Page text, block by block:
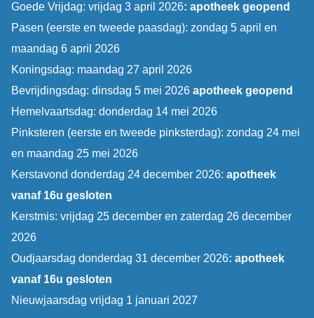
Goede Vrijdag: vrijdag 3 april 2026: apotheek geopend
Pasen (eerste en tweede paasdag): zondag 5 april en
maandag 6 april 2026
Koningsdag: maandag 27 april 2026
Bevrijdingsdag: dinsdag 5 mei 2026 apotheek geopend
Hemelvaartsdag: donderdag 14 mei 2026
Pinksteren (eerste en tweede pinksterdag): zondag 24 mei
en maandag 25 mei 2026
Kerstavond donderdag 24 december 2026: apotheek
vanaf 16u gesloten
Kerstmis: vrijdag 25 december en zaterdag 26 december
2026
Oudjaarsdag donderdag 31 december 2026: apotheek
vanaf 16u gesloten
Nieuwjaarsdag vrijdag 1 januari 2027